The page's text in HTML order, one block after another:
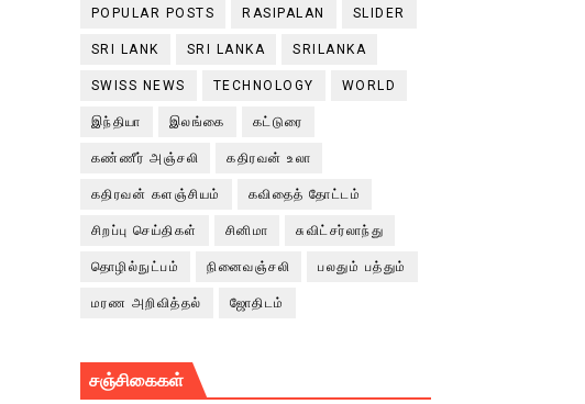
POPULAR POSTS RASIPALAN SLIDER
SRI LANK SRI LANKA SRILANKA
SWISS NEWS TECHNOLOGY WORLD
இந்தியா இலங்கை கட்டுரை
கண்ணீர் அஞ்சலி கதிரவன் உலா
கதிரவன் களஞ்சியம் கவிதைத் தோட்டம்
சிறப்பு செய்திகள் சினிமா சுவிட்சர்லாந்து
தொழில்நுட்பம் நினைவஞ்சலி பலதும் பத்தும்
மரண அறிவித்தல் ஜோதிடம்
சஞ்சிகைகள்